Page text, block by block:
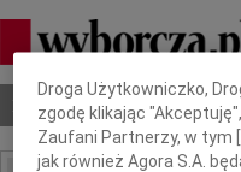
Nekrologi Odeszli
Dbamy o Twoją
Droga Użytkowniczko,
zgodę klikając
Zaufani Partnerzy, w tym [
jak również Agora S.A.